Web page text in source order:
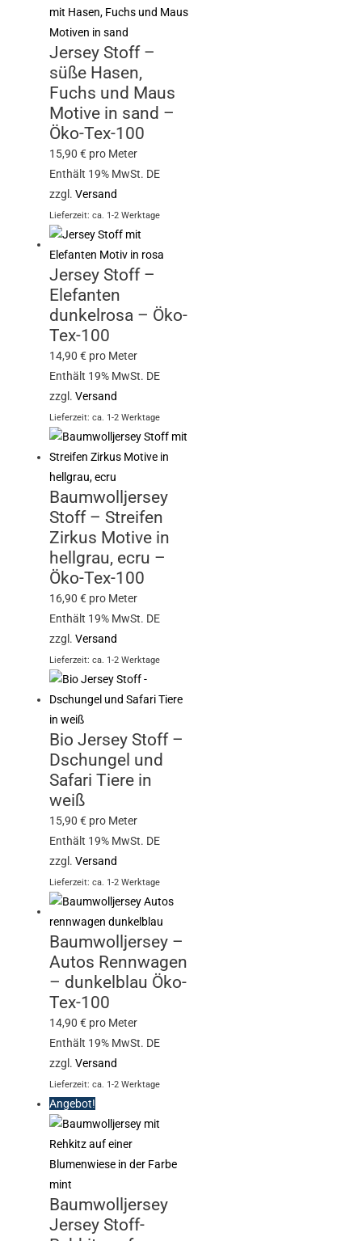
Jersey Stoff –
süße Hasen,
Fuchs und Maus
Motive in sand –
Öko-Tex-100
15,90€ pro Meter
Enthält 19% MwSt. DE
zzgl.Versand
Lieferzeit: ca. 1-2 Werktage
Jersey Stoff –
Elefanten
dunkelrosa – Öko-
Tex-100
14,90€ pro Meter
Enthält 19% MwSt. DE
zzgl.Versand
Lieferzeit: ca. 1-2 Werktage
Baumwolljersey
Stoff – Streifen
Zirkus Motive in
hellgrau, ecru –
Öko-Tex-100
16,90€ pro Meter
Enthält 19% MwSt. DE
zzgl.Versand
Lieferzeit: ca. 1-2 Werktage
Bio Jersey Stoff –
Dschungel und
Safari Tiere in
weiß
15,90€ pro Meter
Enthält 19% MwSt. DE
zzgl.Versand
Lieferzeit: ca. 1-2 Werktage
Baumwolljersey –
Autos Rennwagen
– dunkelblau Öko-
Tex-100
14,90€ pro Meter
Enthält 19% MwSt. DE
zzgl.Versand
Lieferzeit: ca. 1-2 Werktage
Angebot!
Baumwolljersey
Jersey Stoff-